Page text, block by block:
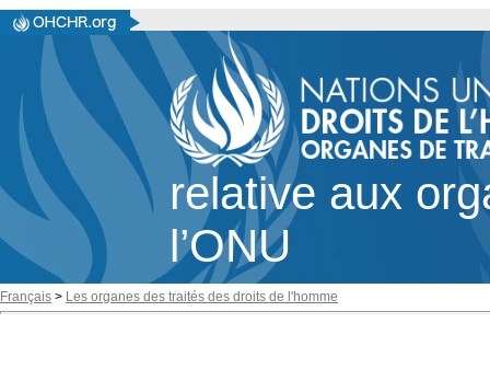
relative aux
l’ONU
Français > Les organes des traités des droits de l'homme